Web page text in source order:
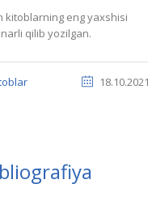
kitoblarning eng yaxshisi
qilib yozilgan.